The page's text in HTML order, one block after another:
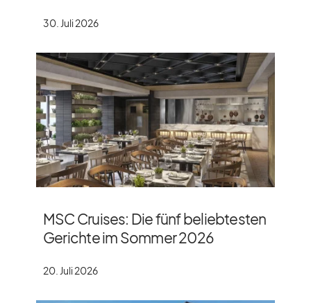
30. Juli 2026
MSC Cruises: Die fünf beliebtesten
Gerichte im Sommer 2026
20. Juli 2026